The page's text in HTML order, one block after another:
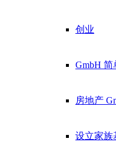
创业
GmbH 简
房地产
设立家族